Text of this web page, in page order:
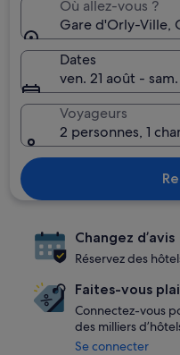
Où allez-vous ?
Gare d'Orly-Ville,
Dates
ven. 21 août -
Voyageurs
2 personnes, 1
Changez d’avis
Réservez des
Faites-vous
Connectez-vous
des milliers
Se connecter